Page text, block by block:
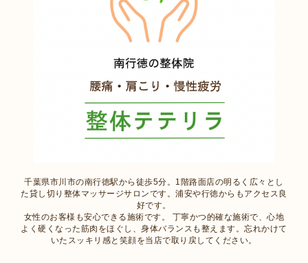
千葉県市川市の南行徳駅から徒歩5分。1階路面店の明るく広々とし
た貸し切り整体マッサージサロンです。浦安や行徳からもアクセス良
好です。
女性のお客様も安心できる施術です。 丁寧かつ的確な施術で、心地
よく硬くなった筋肉をほぐし、身体バランスも整えます。忘れかけて
いたスッキリ感と笑顔を当店で取り戻してください。